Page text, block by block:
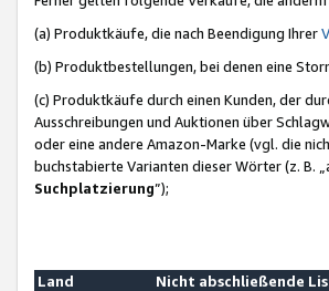
(a) Produktkäufe, die nach Beendigung Ihrer
(b) Produktbestellungen, bei denen eine
(c) Produktkäufe durch einen Kunden, der
Ausschreibungen und Auktionen über
oder eine andere Amazon-Marke (vgl. die
buchstabierte Varianten dieser Wörter (z. B.
Suchplatzierung”);
Land
Nicht abschließende